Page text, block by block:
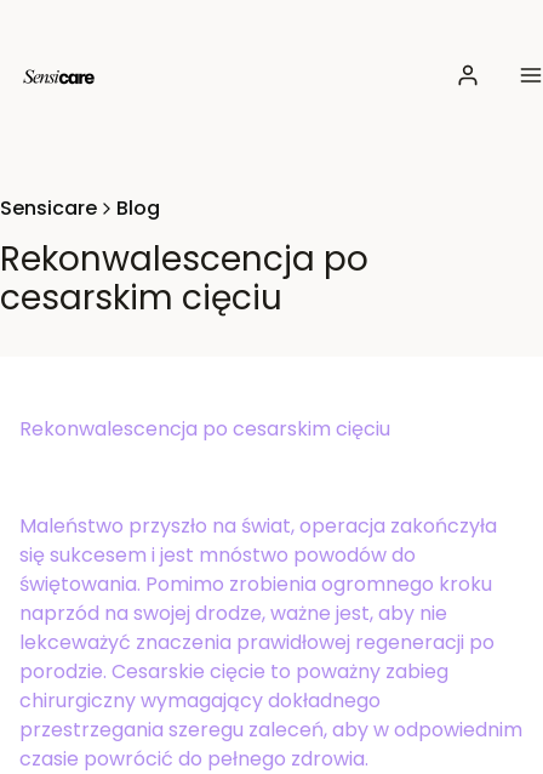
Zaloguj
Sensicare Blog
Rekonwalescencja po
cesarskim cięciu
Rekonwalescencja po cesarskim cięciu
Maleństwo przyszło na świat, operacja zakończyła
się sukcesem i jest mnóstwo powodów do
świętowania. Pomimo zrobienia ogromnego kroku
naprzód na swojej drodze, ważne jest, aby nie
lekceważyć znaczenia prawidłowej regeneracji po
porodzie. Cesarskie cięcie to poważny zabieg
chirurgiczny wymagający dokładnego
przestrzegania szeregu zaleceń, aby w odpowiednim
czasie powrócić do pełnego zdrowia.